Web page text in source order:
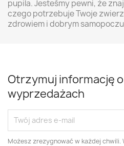
pupila. Jesteśmy pewni, że
czego potrzebuje Twoje
zdrowiem i dobrym
Otrzymuj informację
wyprzedażach
Możesz zrezygnować w każdej chwili.